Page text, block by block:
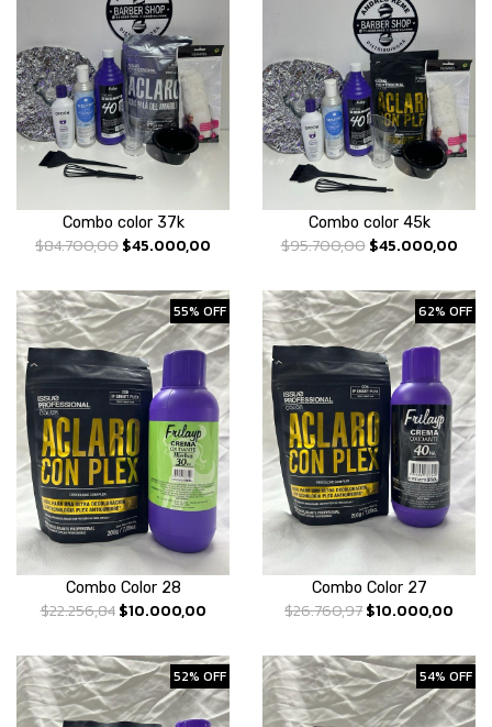
Combo color 37k
$84.700,00$45.000,00
Combo color 45k
$95.700,00$45.000,00
55% OFF
Combo Color 28
$22.256,84$10.000,00
62% OFF
Combo Color 27
$26.760,97$10.000,00
52% OFF 54% OFF